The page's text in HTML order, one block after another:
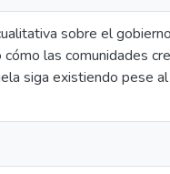
sobre el
las comunidades
siga existiendo pese